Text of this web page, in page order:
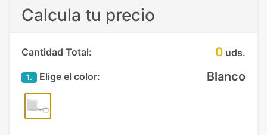
Calcula tu precio
Cantidad Total: 0 uds.
1. Elige el color: Blanco